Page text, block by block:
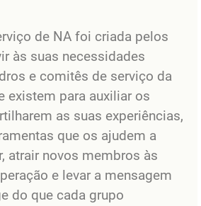
de NA foi criada pelos
às suas necessidades
e comitês de serviço da
existem para auxiliar os
as suas experiências,
que os ajudem a
atrair novos membros às
e levar a mensagem
do que cada grupo